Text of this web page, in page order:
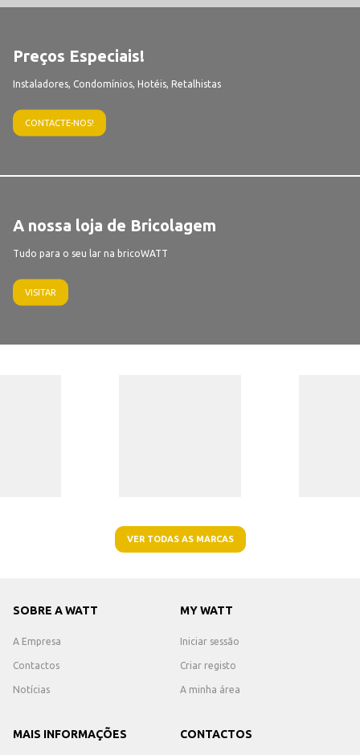
Preços Especiais!
Instaladores, Condomínios, Hotéis, Retalhistas
CONTACTE-NOS!
A nossa loja de Bricolagem
Tudo para o seu lar na bricoWATT
VISITAR
VER TODAS AS MARCAS
SOBRE A WATT
A Empresa
Contactos
Notícias
MY WATT
Iniciar sessão
Criar registo
A minha área
MAIS INFORMAÇÕES CONTACTOS